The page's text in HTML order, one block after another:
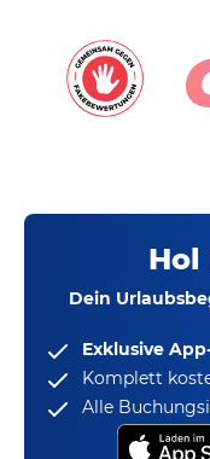
Hol
Dein
Exklusive
Komplett
Alle